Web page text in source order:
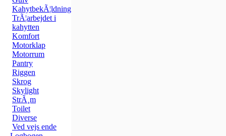
KahytbekÃ¦ldning
TrÃ¦arbejdet i
kahytten
Komfort
Motorklap
Motorrum
Pantry
Riggen
Skrog
Skylight
StrÃ¸m
Toilet
Diverse
Ved vejs ende